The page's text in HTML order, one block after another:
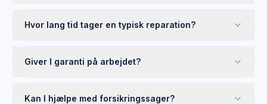
Hvor lang tid tager en typisk reparation?
Giver I garanti på arbejdet?
Kan I hjælpe med forsikringssager?